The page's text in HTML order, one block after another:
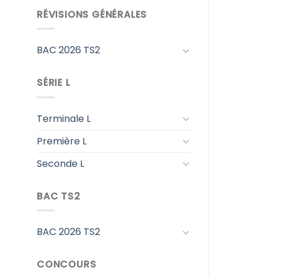
RÉVISIONS GÉNÉRALES
BAC 2026 TS2
SÉRIE L
Terminale L
Première L
Seconde L
BAC TS2
BAC 2026 TS2
CONCOURS